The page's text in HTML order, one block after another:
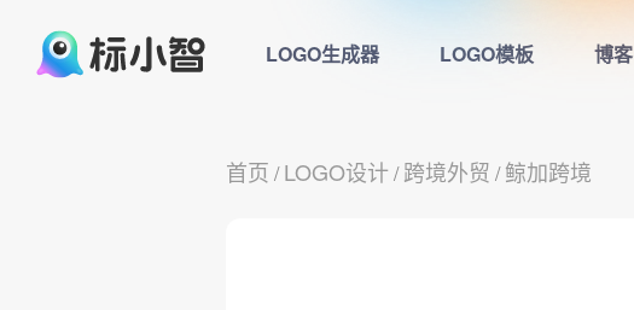
LOGO生成器 LOGO模板 博客
首页 / LOGO设计/ 跨境外贸 / 鲸加跨境